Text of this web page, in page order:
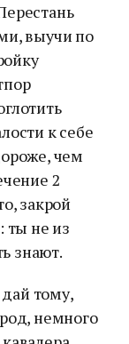
выучи по
к себе
чем
2
закрой
ты не из
знают.
дай тому,
немного